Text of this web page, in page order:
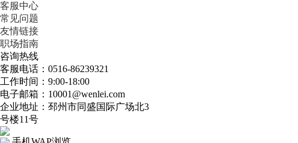
客服中心
常见问题
友情链接
职场指南
咨询热线
客服电话：0516-86239321
工作时间：9:00-18:00
电子邮箱：10001@wenlei.com
企业地址：邳州市同盛国际广场北3
号楼11号